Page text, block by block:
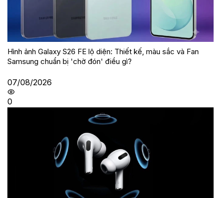
Hình ảnh Galaxy S26 FE lộ diện: Thiết kế, màu sắc và Fan
Samsung chuẩn bị 'chờ đón' điều gì?
07/08/2026
0